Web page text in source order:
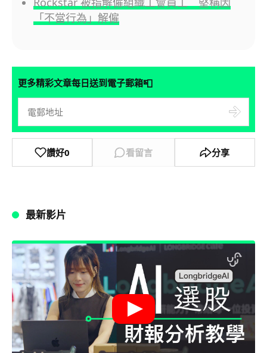
「不當行為」解僱
更多精彩文章每日送到電子郵箱📮
讚好0 看留言 分享
最新影片